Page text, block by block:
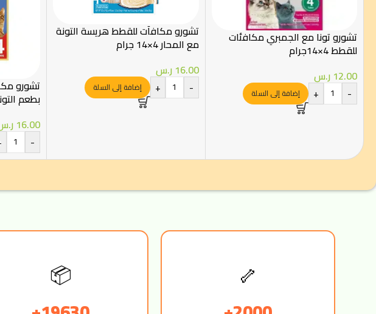
تشورو تونا مع الجمبري مكافئات
للقطط 4×14جرام
12.00 ر.س
-
+ إضافة إلى السلة
تشورو مكافآت للقطط هريسة التونة
مع المحار 4×14 جرام
16.00 ر.س
-
+ إضافة إلى السلة تشورو
بطعم التونا
16.00
-
🦴
📦